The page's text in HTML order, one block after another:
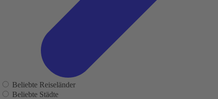
Beliebte Reiseländer
Beliebte Städte